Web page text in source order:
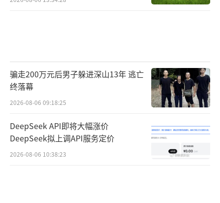
骗走200万元后男子躲进深山13年 逃亡
终落幕
2026-08-06 09:18:25
DeepSeek API即将大幅涨价
DeepSeek拟上调API服务定价
2026-08-06 10:38:23